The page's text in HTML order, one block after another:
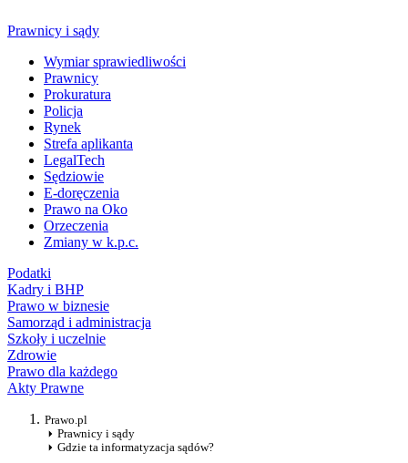
Prawnicy i sądy
Wymiar sprawiedliwości
Prawnicy
Prokuratura
Policja
Rynek
Strefa aplikanta
LegalTech
Sędziowie
E-doręczenia
Prawo na Oko
Orzeczenia
Zmiany w k.p.c.
Podatki
Kadry i BHP
Prawo w biznesie
Samorząd i administracja
Szkoły i uczelnie
Zdrowie
Prawo dla każdego
Akty Prawne
Prawo.pl
Prawnicy i sądy
Gdzie ta informatyzacja sądów?